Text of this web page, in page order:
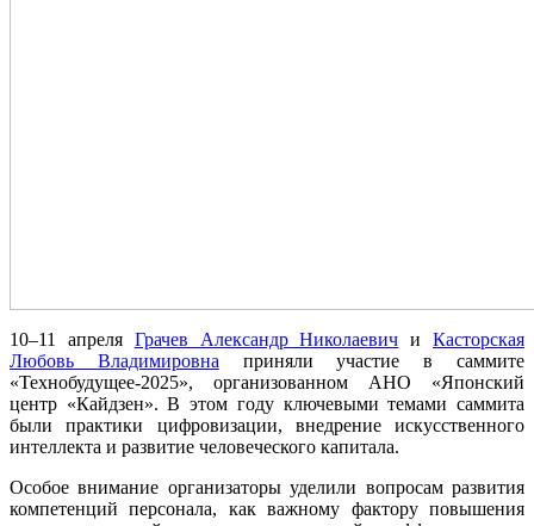
10–11 апреля Грачев Александр Николаевич иКасторская
Любовь Владимировна приняли участие в саммите
«Технобудущее-2025», организованном АНО «Японский
центр «Кайдзен». В этом году ключевыми темами саммита
были практики цифровизации, внедрение искусственного
интеллекта и развитие человеческого капитала.
Особое внимание организаторы уделили вопросам развития
компетенций персонала, как важному фактору повышения